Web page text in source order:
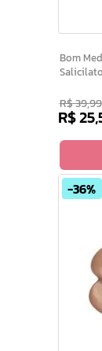
Bom Medico Spray Extra
R$39,99
R$25,
36%